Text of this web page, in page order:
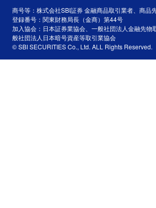
商号等：株式会社SBI証券 金融商品取引業者、商品
登録番号：関東財務局長（金商）第44号
加入協会：日本証券業協会、一般社団法人金融先
般社団法人日本暗号資産等取引業協会
© SBI SECURITIES Co., Ltd. ALL Rights Reserved.